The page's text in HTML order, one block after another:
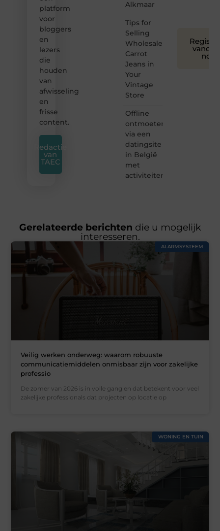
platform
voor
bloggers
en
lezers
die
houden
van
afwisseling
en
frisse
content.
Redactie
van
TAEC
Alkmaar
Tips for
Selling
Wholesale
Carrot
Jeans in
Your
Vintage
Store
Offline
ontmoeten
via een
datingsite
in België
met
activiteiten
nog
Gerelateerde berichten die u mogelijk
interesseren.
ALARMSYSTEEM
Veilig werken onderweg: waarom robuuste
communicatiemiddelen onmisbaar zijn voor zakelijke
professio
De zomer van 2026 is in volle gang en dat betekent voor veel
zakelijke professionals dat projecten op locatie op
WONING EN TUIN